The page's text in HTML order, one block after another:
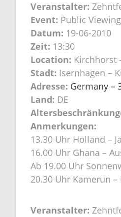
Veranstalter:
Event: Public
Datum: 19-06-2010
Zeit: 13:30
Location: Kirchhorst
Stadt: Isernhagen –
Adresse: Germany –
Land: DE
Anmerkungen:
13.30 Uhr Holland –
16.00 Uhr Ghana –
Ab 19.00 Uhr
20.30 Uhr Kamerun
Veranstalter: